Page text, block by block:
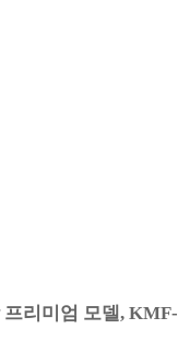
리미엄 모델, KMF-